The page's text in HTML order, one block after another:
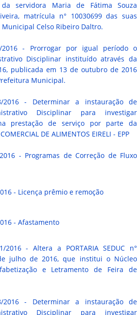
servidora Maria de Fátima Souza
matrícula n° 10030699 das suas
Municipal Celso Ribeiro Daltro.
2016 - Prorrogar por igual período o
Disciplinar instituído através da
publicada em 13 de outubro de 2016
Municipal.
2016 - Determinar a instauração de
Disciplinar para investigar
prestação de serviço por parte da
DE ALIMENTOS EIRELI - EPP
2016 - Programas de Correção de Fluxo
- Licença prêmio e remoção
- Afastamento
2016 - Altera a PORTARIA SEDUC n°
julho de 2016, que institui o Núcleo
e Letramento de Feira de
2016 - Determinar a instauração de
Disciplinar para investigar